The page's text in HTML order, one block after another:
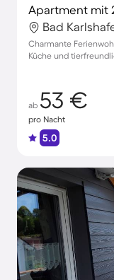
Apartment mit
Bad
Charmante
Küche und
ab 53 €
pro Nacht
5.0